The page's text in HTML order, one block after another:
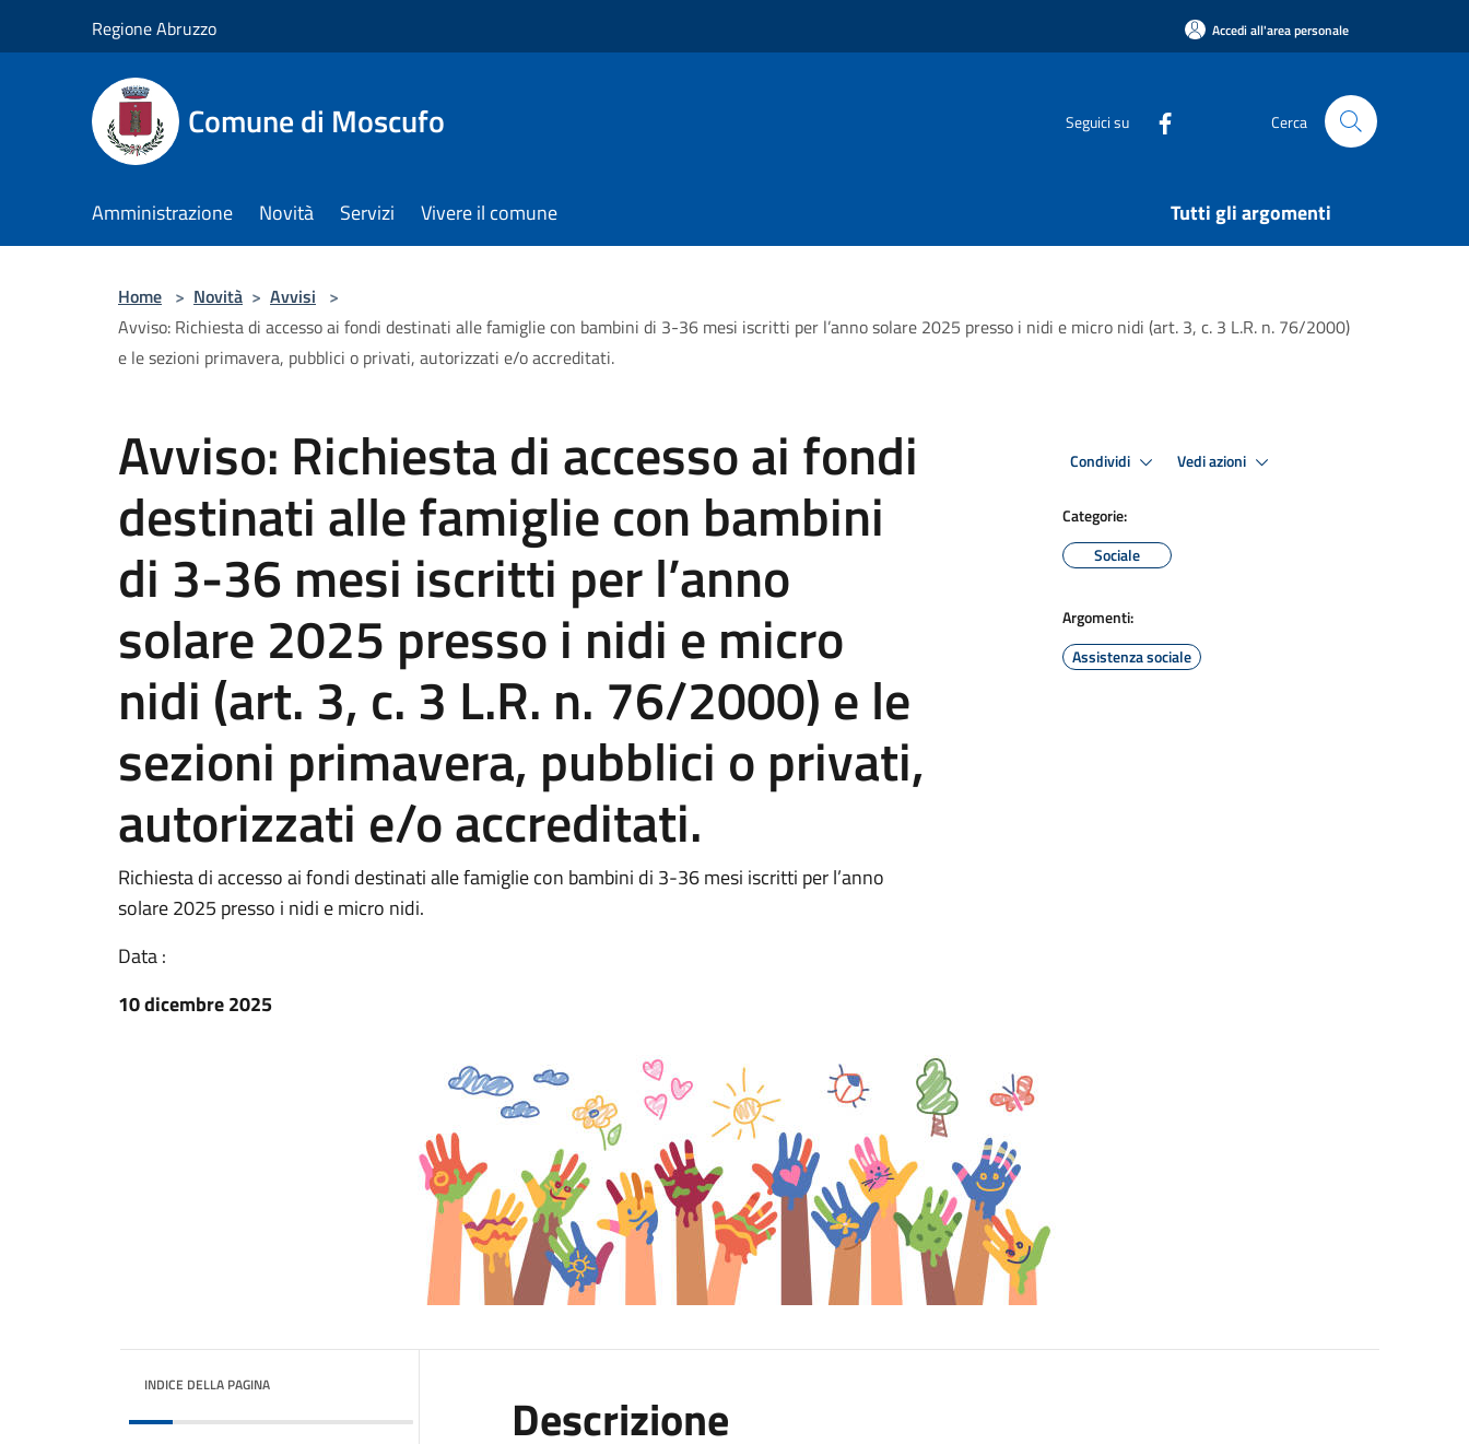
Regione Abruzzo Accedi all'area personale
Comune di Moscufo Seguici su Cerca
Amministrazione Novità Servizi Vivere il comune Tutti gli argomenti
Home > Novità > Avvisi >
Avviso: Richiesta di accesso ai fondi destinati alle famiglie con bambini di 3-36 mesi iscritti per l’anno solare 2025 presso i nidi e micro nidi (art. 3, c. 3 L.R. n. 76/2000)
e le sezioni primavera, pubblici o privati, autorizzati e/o accreditati.
Avviso: Richiesta di accesso ai fondi
destinati alle famiglie con bambini
di 3-36 mesi iscritti per l’anno
solare 2025 presso i nidi e micro
nidi (art. 3, c. 3 L.R. n. 76/2000) e le
sezioni primavera, pubblici o privati,
autorizzati e/o accreditati.
Richiesta di accesso ai fondi destinati alle famiglie con bambini di 3-36 mesi iscritti per l’anno
solare 2025 presso i nidi e micro nidi.
Data :
10 dicembre 2025
Condividi Vedi azioni
Categorie:
Sociale
Argomenti:
Assistenza sociale
INDICE DELLA PAGINA
Descrizione